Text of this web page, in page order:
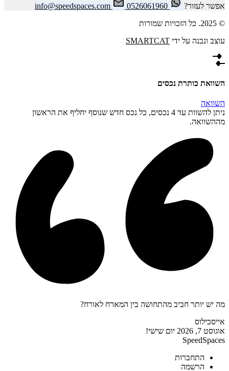
אפשר לעזור? 0526061960
info@speedspaces.com
© 2025. כל הזכויות שמורות
עוצב ונבנה על ידי SMARTCAT
השוואת כותרת נכסים
השוואה
ניתן להשוות עד 4 נכסים, כל נכס חדש שנוסף יחליף את הראשון
מההשוואה.
מה יש יותר חביב מהתחושה בין המארח לאורח?
אייסכילוס
אוגוסט 7, 2026
יום שישי!
SpeedSpaces
התחברות
הרשמה